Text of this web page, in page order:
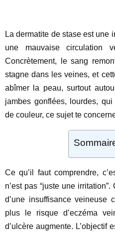
La dermatite de stase est une
une mauvaise circulation
Concrètement, le sang
stagne dans les veines, et
abîmer la peau, surtout
jambes gonflées, lourdes,
de couleur, ce sujet te
Ce qu’il faut comprendre,
n’est pas “juste une
d’une insuffisance veineuse
plus le risque d’eczéma
d’ulcère augmente. L’objectif